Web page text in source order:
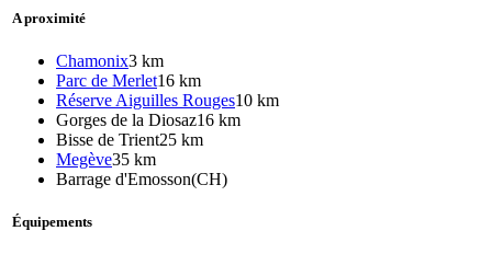
A proximité
Chamonix3 km
Parc de Merlet16 km
Réserve Aiguilles Rouges10 km
Gorges de la Diosaz16 km
Bisse de Trient25 km
Megève35 km
Barrage d'Emosson(CH)
Équipements